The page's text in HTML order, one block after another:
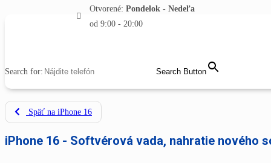
Otvorené:Pondelok - Nedeľa
od 9:00 - 20:00
Search for: Search Button
Späť na iPhone 16
iPhone 16 - Softvérová vada, nahratie nového